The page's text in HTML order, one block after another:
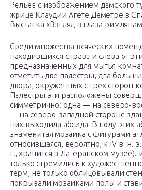
Рельев с изображением дамского
жрице Клаудии Агете Деметре в
Выставка «Взгляд в глаза
Среди множества всяческих
находившихся справа и слева от
предназначенных для мытья
отметить две палестры, два
двора, окруженных с трех сторон
Палестры эти расположены
симметрично: одна — на северо-
— на северо-западной стороне
них выходила абсида. В полу этих
знаменитая мозаика с фигурами
относившаяся, вероятно, к IV в. н.
г., хранится в Латеранском
только стремились к
терм, не только облицовывали
покрывали мозаиками полы и